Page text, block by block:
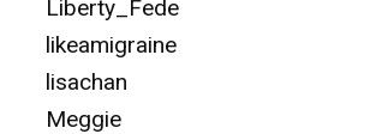
Liberty_Fede
likeamigraine
lisachan
Meggie